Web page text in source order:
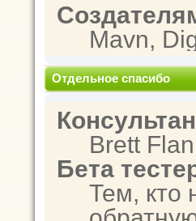
Mavn,
Отдельное спасибо
Brett
Бета
Тем, кто